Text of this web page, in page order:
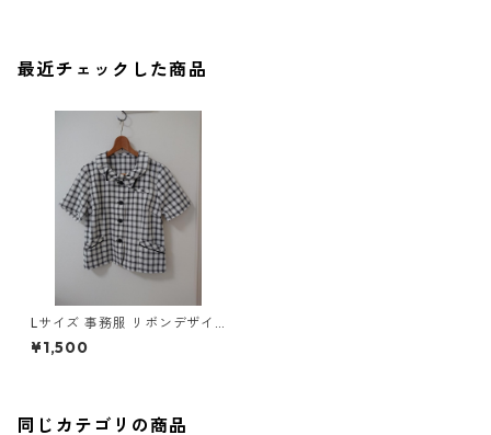
最近チェックした商品
Lサイズ 事務服 リボンデザイ
ン チェック ブラウス ホワイト
系 ◆KIY-1281◆
¥1,500
同じカテゴリの商品